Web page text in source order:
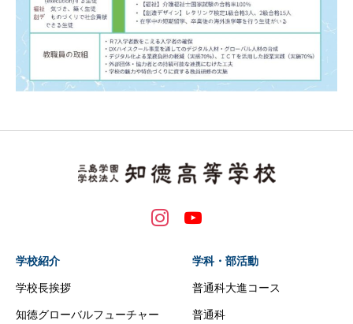
学校紹介
学校長挨拶
知徳グローバルフューチャー
学科・部活動
普通科大進コース
普通科